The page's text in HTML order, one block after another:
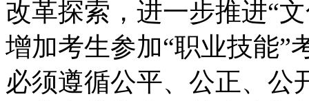
改革探索，进一步推进“
增加考生参加“职业技能”
必须遵循公平、公正、公